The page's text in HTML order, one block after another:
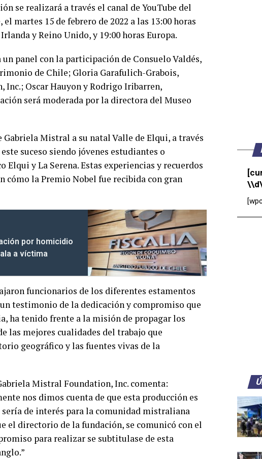
se realizará a través el canal de YouTube del
martes 15 de febrero de 2022 a las 13:00 horas
y Reino Unido, y 19:00 horas Europa.
panel con la participación de Consuelo Valdés,
de Chile; Gloria Garafulich-Grabois,
Oscar Hauyon y Rodrigo Iribarren,
será moderada por la directora del Museo
Mistral a su natal Valle de Elqui, a través
suceso siendo jóvenes estudiantes o
Elqui y La Serena. Estas experiencias y recuerdos
cómo la Premio Nobel fue recibida con gran
por homicidio
a víctima
funcionarios de los diferentes estamentos
testimonio de la dedicación y compromiso que
ha tenido frente a la misión de propagar los
las mejores cualidades del trabajo que
geográfico y las fuentes vivas de la
Mistral Foundation, Inc. comenta:
nos dimos cuenta de que esta producción es
de interés para la comunidad mistraliana
el directorio de la fundación, se comunicó con el
para realizar se subtitulase de esta